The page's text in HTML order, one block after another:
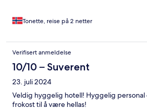
Tonette, reise på 2 netter
Verifisert anmeldelse
10/10 – Suverent
23. juli 2024
Veldig hyggelig hotell! Hyggelig
frokost til å være hellas!